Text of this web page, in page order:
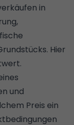
in
Hier
und
Preis ein